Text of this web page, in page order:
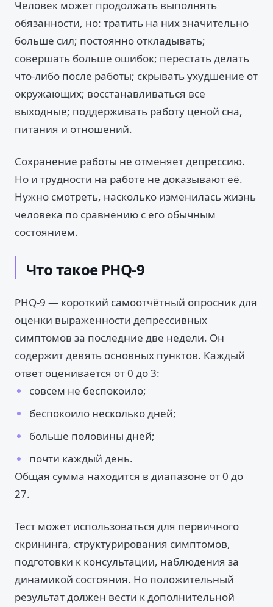
Человек может продолжать выполнять
обязанности, но: тратить на них значительно
больше сил; постоянно откладывать;
совершать больше ошибок; перестать делать
что-либо после работы; скрывать ухудшение от
окружающих; восстанавливаться все
выходные; поддерживать работу ценой сна,
питания и отношений.
Сохранение работы не отменяет депрессию.
Но и трудности на работе не доказывают её.
Нужно смотреть, насколько изменилась жизнь
человека по сравнению с его обычным
состоянием.
Что такое PHQ-9
PHQ-9 — короткий самоотчётный опросник для
оценки выраженности депрессивных
симптомов за последние две недели. Он
содержит девять основных пунктов. Каждый
ответ оценивается от 0 до 3:
совсем не беспокоило;
беспокоило несколько дней;
больше половины дней;
почти каждый день.
Общая сумма находится в диапазоне от 0 до
27.
Тест может использоваться для первичного
скрининга, структурирования симптомов,
подготовки к консультации, наблюдения за
динамикой состояния. Но положительный
результат должен вести к дополнительной